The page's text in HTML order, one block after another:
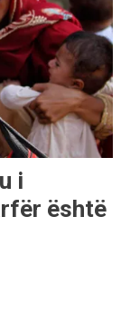
i
është